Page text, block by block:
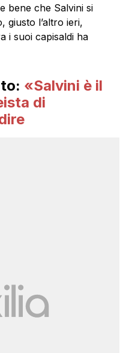
bene che Salvini si
giusto l’altro ieri,
i suoi capisaldi ha
«Salvini è il
di